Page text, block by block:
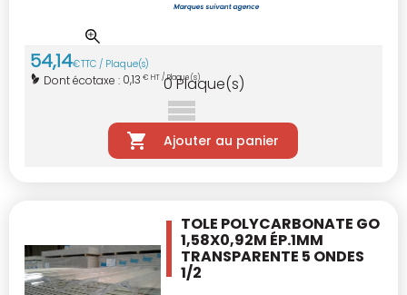
54,14€TTC / Plaque(s)
Dont écotaxe : 0,13 € HT / Plaque(s)
0Plaque(s)
Ajouter au panier
TOLE POLYCARBONATE GO
1,58X0,92M ÉP.1MM
TRANSPARENTE 5 ONDES
1/2